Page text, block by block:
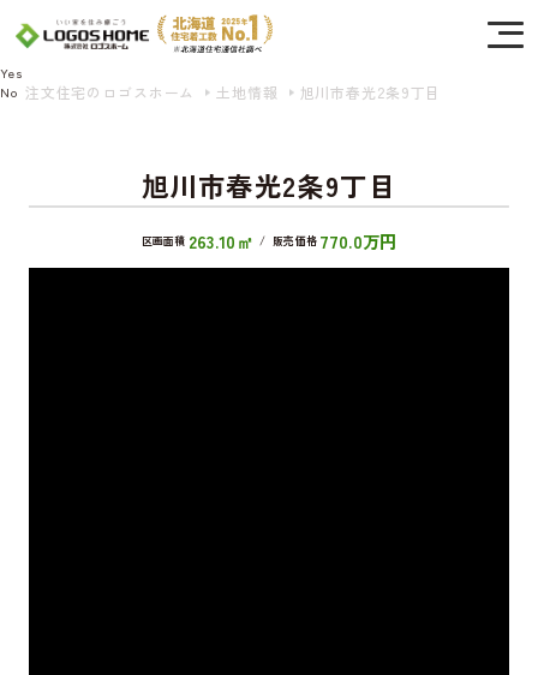
注文住宅のロゴスホーム 土地情報 旭川市春光2条9丁目
旭川市春光2条9丁目
区画面積 263.10㎡ / 販売価格 770.0万円
Cookie を使用して、お客様の活動を追跡してもよろしいですか? 当社ではお客様の
プライバシーを極めて重視しています。詳細について、およびご質問がある場合
は、当社のプライバシーポリシーをご覧ください。
Yes
No